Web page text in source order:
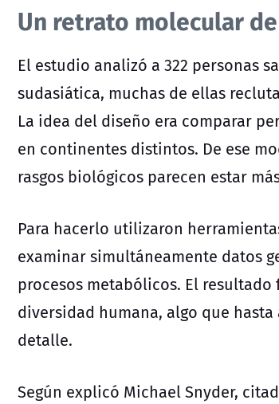
Un retrato molecular
El estudio analizó a 322 personas
sudasiática, muchas de ellas
La idea del diseño era comparar
en continentes distintos. De ese
rasgos biológicos parecen estar
Para hacerlo utilizaron
examinar simultáneamente datos
procesos metabólicos. El
diversidad humana, algo que
detalle.
Según explicó Michael Snyder,